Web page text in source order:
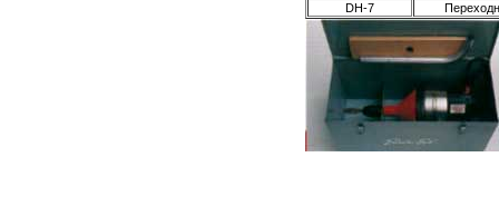
DH-7